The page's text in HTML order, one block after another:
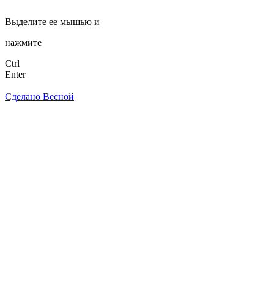
Выделите ее мышью и
нажмите
Ctrl
Enter
Сделано Весной